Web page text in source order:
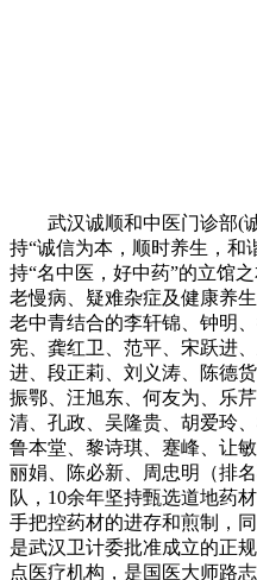
武汉诚顺和中医门诊部(诚
持“诚信为本，顺时养生，和
持“名中医，好中药”的立馆
老慢病、疑难杂症及健康养
老中青结合的李轩锦、钟明
宪、龚红卫、范平、宋跃进
进、段正莉、刘义涛、陈德
振鄂、汪旭东、何友为、乐
清、孔政、吴隆贵、胡爱玲
鲁本堂、黎诗琪、蹇峰、让
丽娟、陈必新、周忠明（排
队，10余年坚持甄选道地药
手把控药材的进存和煎制，
是武汉卫计委批准成立的正
点医疗机构，是国医大师路